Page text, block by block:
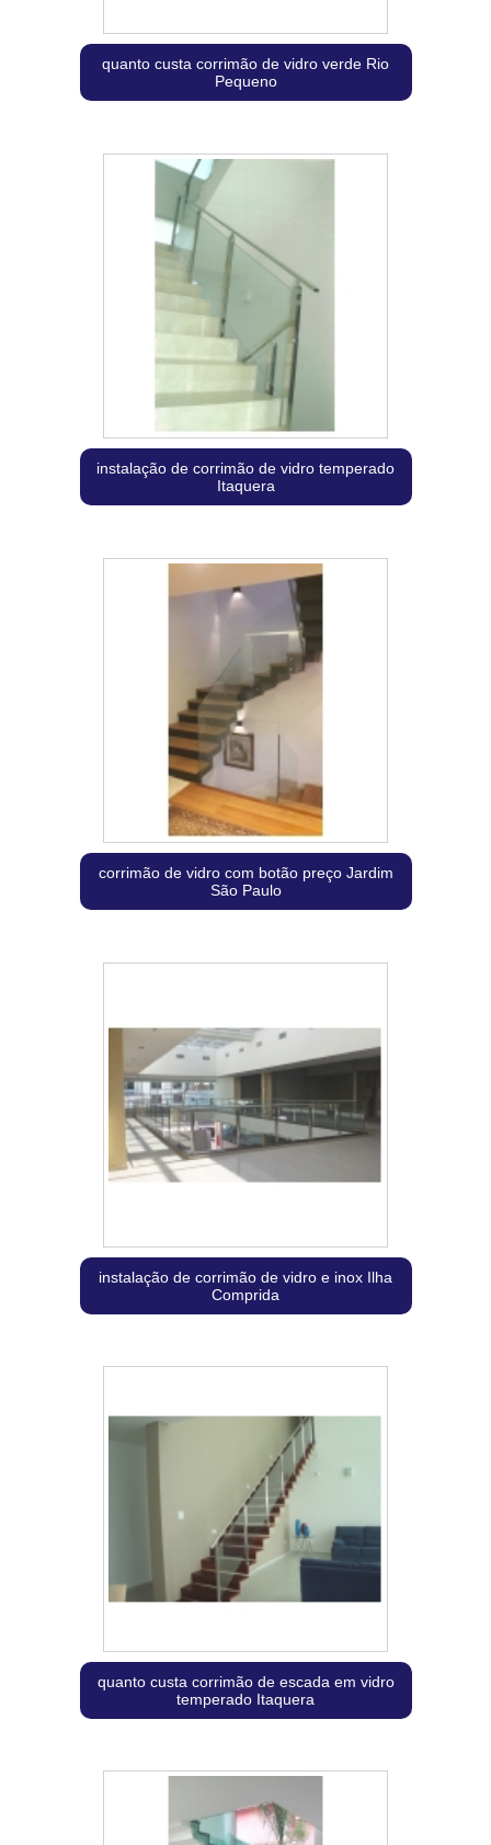
quanto custa corrimão de vidro verde Rio
Pequeno
instalação de corrimão de vidro temperado
Itaquera
corrimão de vidro com botão preço Jardim
São Paulo
instalação de corrimão de vidro e inox Ilha
Comprida
quanto custa corrimão de escada em vidro
temperado Itaquera